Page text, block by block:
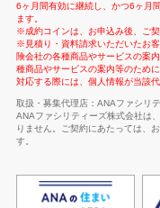
6ヶ月間有効に継続し、かつ6ヶ月
ます。
※成約コインは、お申込み後、ご
※見積り・資料請求いただいたお
険会社の各種商品やサービスの案
種商品やサービスの案内等のため
対応する際には、個人情報が当該
取扱・募集代理店：ANAファシリ
ANAファシリティーズ株式会社は
りません。ご契約にあたっては、
す。